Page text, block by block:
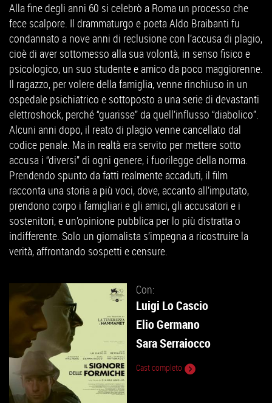
Alla fine degli anni 60 si celebrò a Roma un processo che
fece scalpore. Il drammaturgo e poeta Aldo Braibanti fu
condannato a nove anni di reclusione con l’accusa di plagio,
cioè di aver sottomesso alla sua volontà, in senso fisico e
psicologico, un suo studente e amico da poco maggiorenne.
Il ragazzo, per volere della famiglia, venne rinchiuso in un
ospedale psichiatrico e sottoposto a una serie di devastanti
elettroshock, perché “guarisse” da quell’influsso “diabolico”.
Alcuni anni dopo, il reato di plagio venne cancellato dal
codice penale. Ma in realtà era servito per mettere sotto
accusa i “diversi” di ogni genere, i fuorilegge della norma.
Prendendo spunto da fatti realmente accaduti, il film
racconta una storia a più voci, dove, accanto all’imputato,
prendono corpo i famigliari e gli amici, gli accusatori e i
sostenitori, e un’opinione pubblica per lo più distratta o
indifferente. Solo un giornalista s’impegna a ricostruire la
verità, affrontando sospetti e censure.
Con:
Luigi Lo Cascio
Elio Germano
Sara Serraiocco
Cast completo